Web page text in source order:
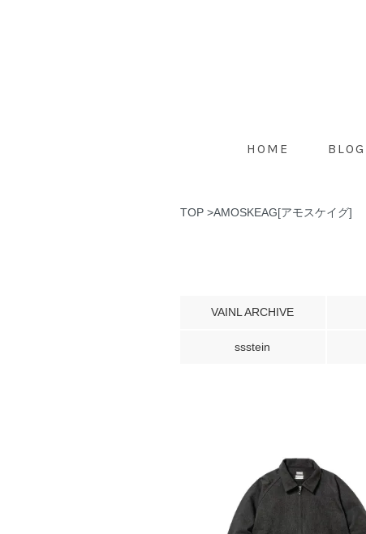
HOME BLOG
TOP >AMOSKEAG[アモスケイグ]
VAINL ARCHIVE
ssstein